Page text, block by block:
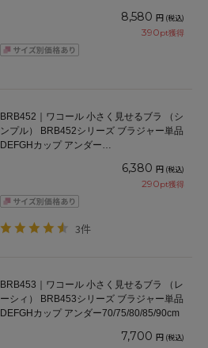
8,580 円 (税込)
390pt獲得
BRB452｜ワコール 小さく見せるブラ （シ
ンプル） BRB452シリーズ ブラジャー単品
DEFGHカップ アンダー
6,380 円 (税込)
290pt獲得
3件
BRB453｜ワコール 小さく見せるブラ （レ
ーシィ） BRB453シリーズ ブラジャー単品
DEFGHカップ アンダー70/75/80/85/90cm
7,700 円 (税込)